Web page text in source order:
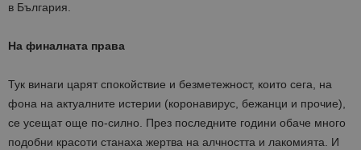
в България.
На финалната права
Тук винаги царят спокойствие и безметежност, които сега, на
фона на актуалните истерии (коронавирус, бежанци и прочие),
се усещат още по-силно. През последните години обаче много
подобни красоти станаха жертва на алчността и лакомията. И